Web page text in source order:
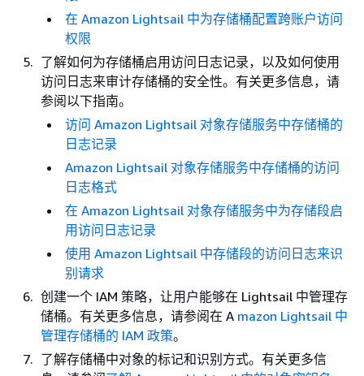
在 Amazon Lightsail 中为存储桶配置跨账户访问
权限
了解如何为存储桶启用访问日志记录，以及如何使用
访问日志来审计存储桶的安全性。有关更多信息，请
参阅以下指南。
访问 Amazon Lightsail 对象存储服务中存储桶的
日志记录
Amazon Lightsail 对象存储服务中存储桶的访问
日志格式
在 Amazon Lightsail 对象存储服务中为存储段启
用访问日志记录
使用 Amazon Lightsail 中存储段的访问日志来识
别请求
创建一个 IAM 策略，让用户能够在 Lightsail 中管理存
储桶。有关更多信息，请参阅在 A mazon Lightsail 中
管理存储桶的 IAM 政策。
了解存储桶中对象的标记和识别方式。有关更多信